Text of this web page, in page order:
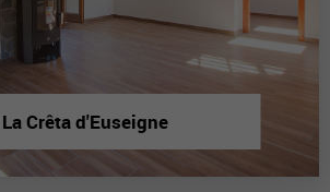
La Crêta d'Euseigne